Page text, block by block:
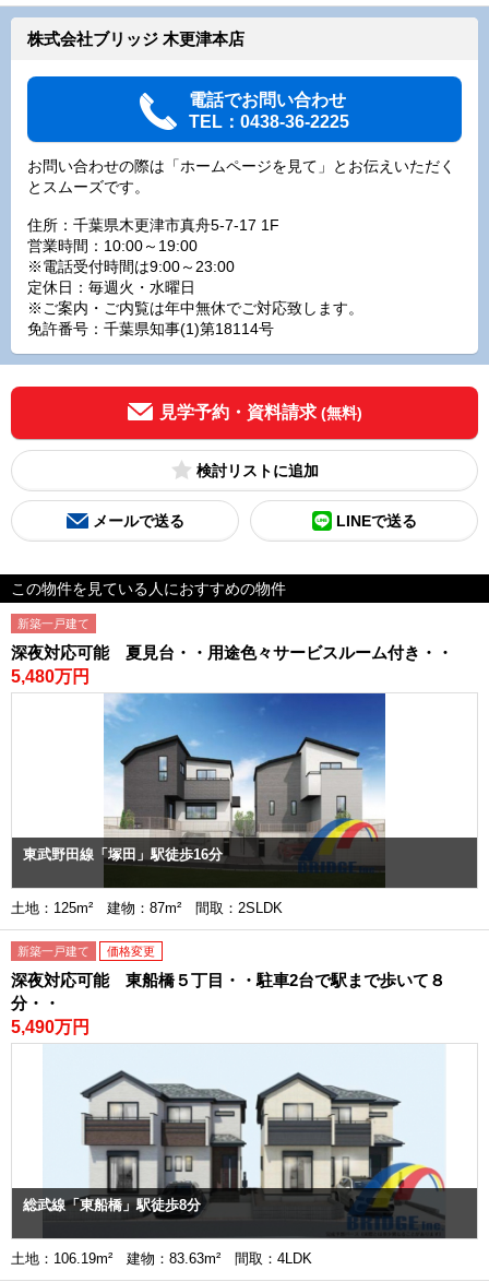
株式会社ブリッジ 木更津本店
電話でお問い合わせ
TEL：0438-36-2225
お問い合わせの際は「ホームページを見て」とお伝えいただく
とスムーズです。
住所：千葉県木更津市真舟5-7-17 1F
営業時間：10:00～19:00
※電話受付時間は9:00～23:00
定休日：毎週火・水曜日
※ご案内・ご内覧は年中無休でご対応致します。
免許番号：千葉県知事(1)第18114号
見学予約・資料請求 (無料)
検討リスト
メールで送る LINEで送る
この物件を見ている人におすすめの物件
新築一戸建て
深夜対応可能 夏見台・・用途色々サービスルーム付き・・
5,480万円
東武野田線「塚田」駅徒歩16分
土地：125m² 建物：87m² 間取：2SLDK
新築一戸建て 価格変更
深夜対応可能 東船橋５丁目・・駐車2台で駅まで歩いて８
分・・
5,490万円
総武線「東船橋」駅徒歩8分
土地：106.19m² 建物：83.63m² 間取：4LDK